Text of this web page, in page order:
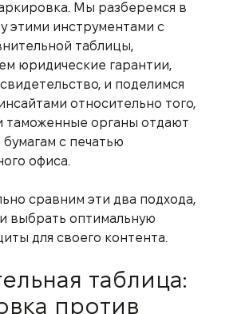
Мы разберемся в
этими инструментами с
таблицы,
юридические гарантии,
и поделимся
относительно того,
таможенные органы отдают
с печатью
офиса.
сравним эти два подхода,
выбрать оптимальную
для своего контента.
таблица:
против